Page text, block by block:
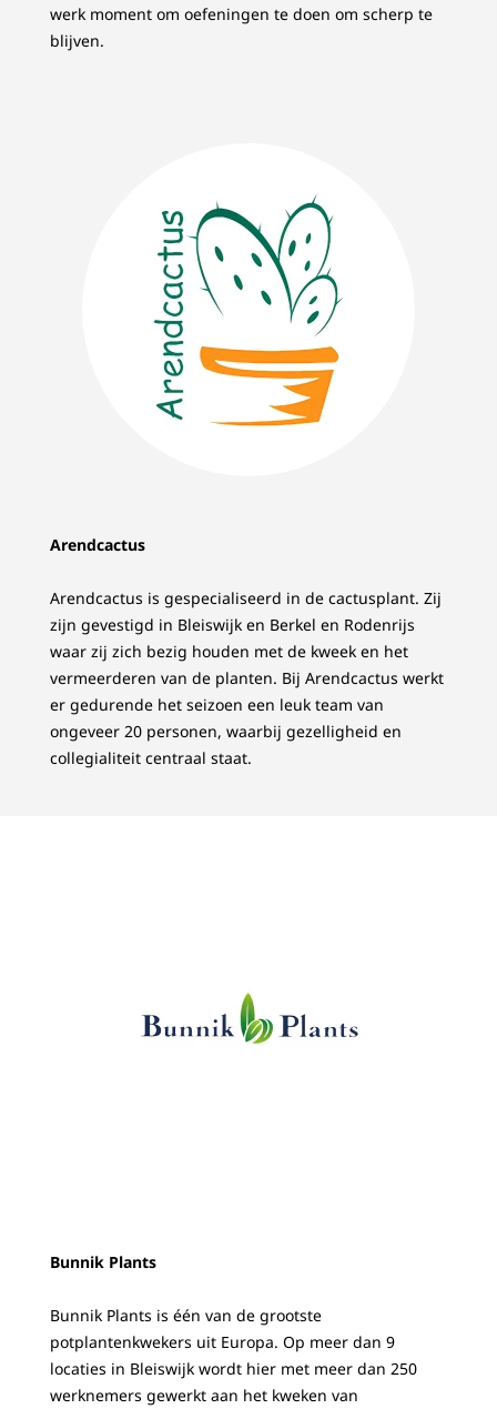
werk moment om oefeningen te doen om scherp te
blijven.
Arendcactus
Arendcactus is gespecialiseerd in de cactusplant. Zij
zijn gevestigd in Bleiswijk en Berkel en Rodenrijs
waar zij zich bezig houden met de kweek en het
vermeerderen van de planten. Bij Arendcactus werkt
er gedurende het seizoen een leuk team van
ongeveer 20 personen, waarbij gezelligheid en
collegialiteit centraal staat.
Bunnik Plants
Bunnik Plants is één van de grootste
potplantenkwekers uit Europa. Op meer dan 9
locaties in Bleiswijk wordt hier met meer dan 250
werknemers gewerkt aan het kweken van